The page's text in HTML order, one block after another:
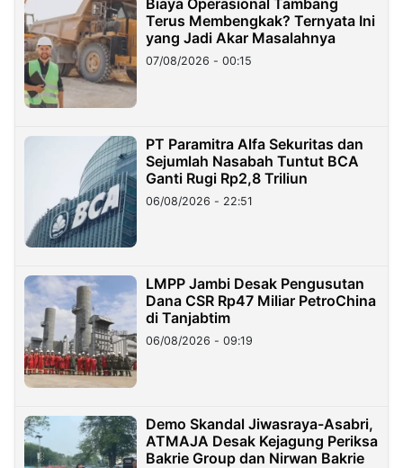
Terus Membengkak? Ternyata Ini
yang Jadi Akar Masalahnya
07/08/2026 - 00:15
PT Paramitra Alfa Sekuritas dan
Sejumlah Nasabah Tuntut BCA
Ganti Rugi Rp2,8 Triliun
06/08/2026 - 22:51
LMPP Jambi Desak Pengusutan
Dana CSR Rp47 Miliar PetroChina
di Tanjabtim
06/08/2026 - 09:19
Demo Skandal Jiwasraya-Asabri,
ATMAJA Desak Kejagung Periksa
Bakrie Group dan Nirwan Bakrie